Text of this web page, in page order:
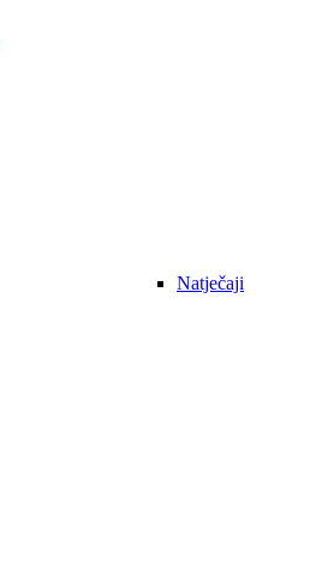
Natječaji